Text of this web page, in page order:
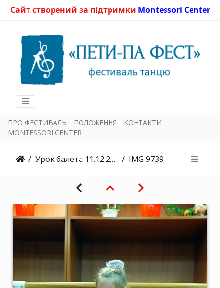
Сайт створений за підтримки Montessori Center
ПРО ФЕСТИВАЛЬ ПОЛОЖЕННЯ
КОНТАКТИ
MONTESSORI CENTER
Урок балета 11.12.2015 IMG 9739